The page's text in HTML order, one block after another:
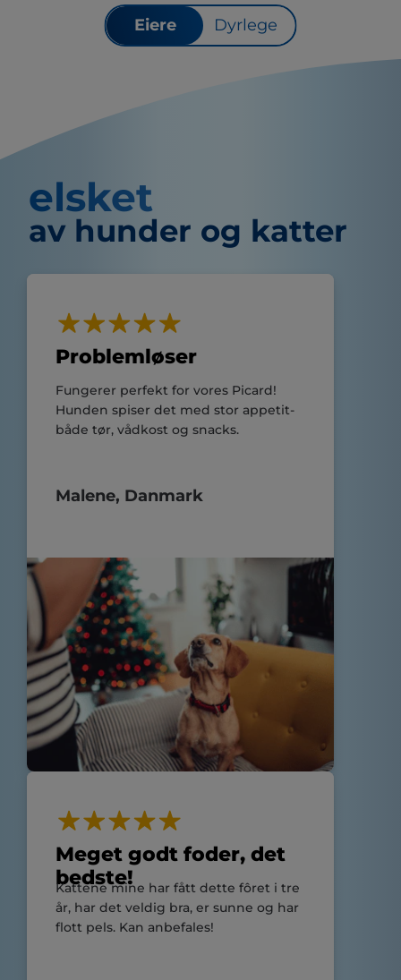
Eiere Dyrlege
elsket
av hunder og katter
Problemløser
Fungerer perfekt for vores Picard!
Hunden spiser det med stor appetit-
både tør, vådkost og snacks.
Malene, Danmark
Meget godt foder, det
bedste!
Kattene mine har fått dette fôret i tre
år, har det veldig bra, er sunne og har
flott pels. Kan anbefales!